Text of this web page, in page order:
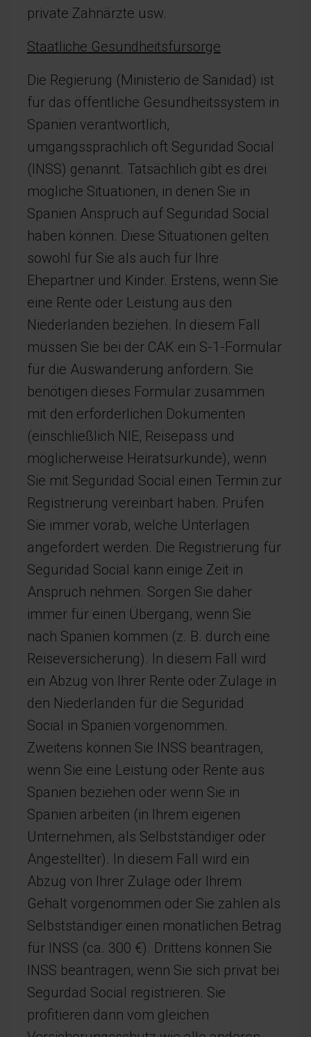
private Zahnärzte usw.
Staatliche Gesundheitsfürsorge
Die Regierung (Ministerio de Sanidad) ist
für das öffentliche Gesundheitssystem in
Spanien verantwortlich,
umgangssprachlich oft Seguridad Social
(INSS) genannt. Tatsächlich gibt es drei
mögliche Situationen, in denen Sie in
Spanien Anspruch auf Seguridad Social
haben können. Diese Situationen gelten
sowohl für Sie als auch für Ihre
Ehepartner und Kinder. Erstens, wenn Sie
eine Rente oder Leistung aus den
Niederlanden beziehen. In diesem Fall
müssen Sie bei der CAK ein S-1-Formular
für die Auswanderung anfordern. Sie
benötigen dieses Formular zusammen
mit den erforderlichen Dokumenten
(einschließlich NIE, Reisepass und
möglicherweise Heiratsurkunde), wenn
Sie mit Seguridad Social einen Termin zur
Registrierung vereinbart haben. Prüfen
Sie immer vorab, welche Unterlagen
angefordert werden. Die Registrierung für
Seguridad Social kann einige Zeit in
Anspruch nehmen. Sorgen Sie daher
immer für einen Übergang, wenn Sie
nach Spanien kommen (z. B. durch eine
Reiseversicherung). In diesem Fall wird
ein Abzug von Ihrer Rente oder Zulage in
den Niederlanden für die Seguridad
Social in Spanien vorgenommen.
Zweitens können Sie INSS beantragen,
wenn Sie eine Leistung oder Rente aus
Spanien beziehen oder wenn Sie in
Spanien arbeiten (in Ihrem eigenen
Unternehmen, als Selbstständiger oder
Angestellter). In diesem Fall wird ein
Abzug von Ihrer Zulage oder Ihrem
Gehalt vorgenommen oder Sie zahlen als
Selbstständiger einen monatlichen Betrag
für INSS (ca. 300 €). Drittens können Sie
INSS beantragen, wenn Sie sich privat bei
Segurdad Social registrieren. Sie
profitieren dann vom gleichen